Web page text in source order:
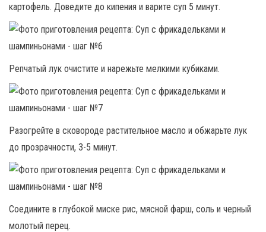
картофель. Доведите до кипения и варите суп 5 минут.
Репчатый лук очистите и нарежьте мелкими кубиками.
Разогрейте в сковороде растительное масло и обжарьте лук
до прозрачности, 3-5 минут.
Соедините в глубокой миске рис, мясной фарш, соль и черный
молотый перец.